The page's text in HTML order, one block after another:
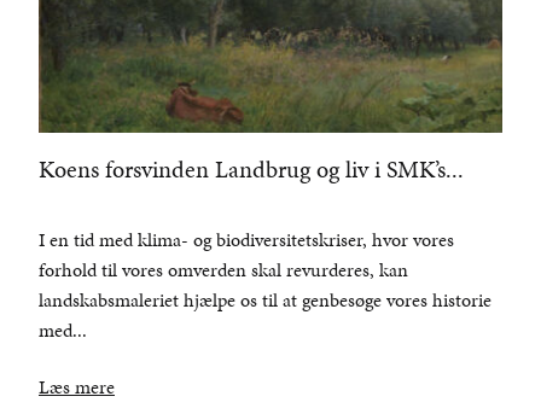
Koens forsvinden Landbrug og liv i SMK’s...
I en tid med klima- og biodiversitetskriser, hvor vores
forhold til vores omverden skal revurderes, kan
landskabsmaleriet hjælpe os til at genbesøge vores historie
med...
Læs mere